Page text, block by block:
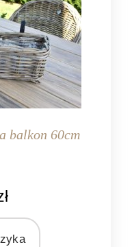
balkon 60cm